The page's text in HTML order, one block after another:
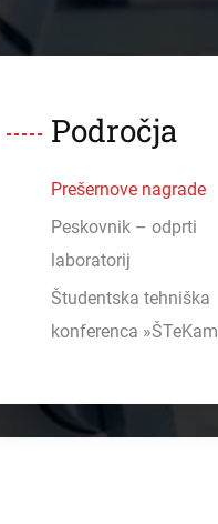
Področja
Prešernove nagrade
Peskovnik – odprti
laboratorij
Študentska tehniška
konferenca